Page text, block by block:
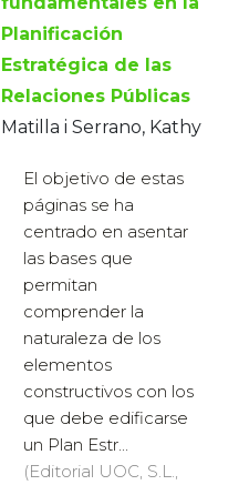
Planificación
Estratégica de las
Relaciones Públicas
Matilla i Serrano, Kathy
El objetivo de estas
páginas se ha
centrado en asentar
las bases que
permitan
comprender la
naturaleza de los
elementos
constructivos con los
que debe edificarse
un Plan Estr...
(Editorial UOC, S.L.,